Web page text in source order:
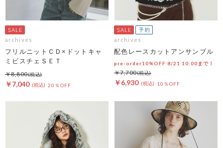
archives
フリルニットＣＤ×ドットキャ
ミビスチェＳＥＴ
￥7,040 20％OFF
￥8,800
archives
配色レースカットアンサンブル
pre-order10%OFF 8/21 10:00まで！
￥6,930 10％OFF
￥7,700